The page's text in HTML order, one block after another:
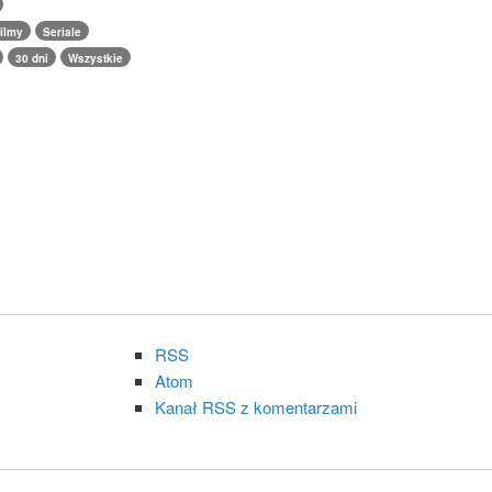
Seriale
30 dni
Wszystkie
RSS
Atom
Kanał RSS z komentarzami